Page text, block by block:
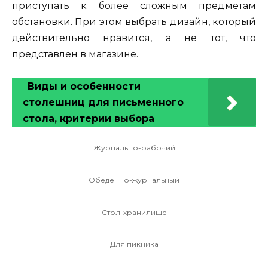
приступать к более сложным предметам
обстановки. При этом выбрать дизайн, который
действительно нравится, а не тот, что
представлен в магазине.
Виды и особенности
столешниц для письменного
стола, критерии выбора
Журнально-рабочий
Обеденно-журнальный
Стол-хранилище
Для пикника